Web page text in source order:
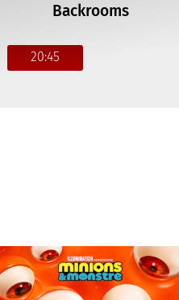
Backrooms
20:45